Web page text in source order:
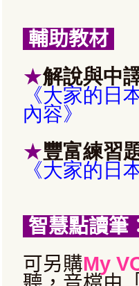
輔助教材
★解說與中
《大家的日
內容》
★豐富練習
《大家的日
智慧點讀筆
可另購My